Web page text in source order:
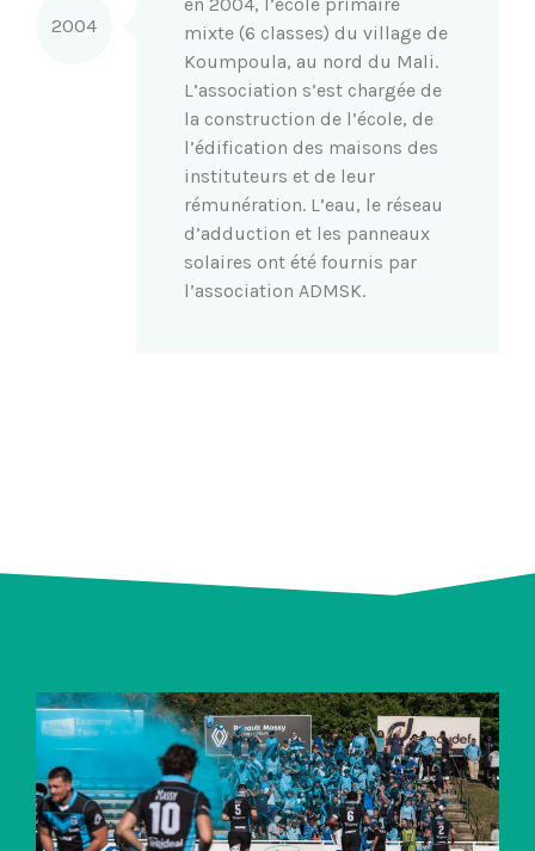
en 2004, l’école primaire
mixte (6 classes) du village de
Koumpoula, au nord du Mali.
L’association s’est chargée de
la construction de l’école, de
l’édification des maisons des
instituteurs et de leur
rémunération. L’eau, le réseau
d’adduction et les panneaux
solaires ont été fournis par
l’association ADMSK.
2004